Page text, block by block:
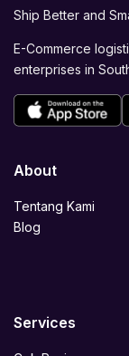
Ship Better and
E-Commerce
enterprises in
About
Tentang Kami
Blog
Services